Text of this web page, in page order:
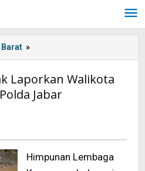
Barat »
Jalan
Laporkan
Walikota
Jabar
Laporkan Walikota
Jabar
Himpunan Lembaga